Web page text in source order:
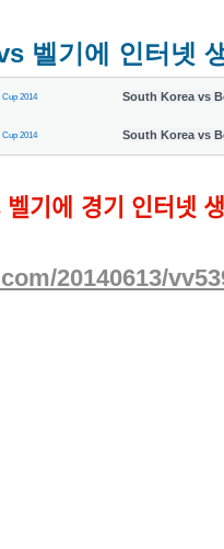
벨기에 인터넷
2014 South Korea vs
2014 South Korea vs
기에 경기 인터넷
20140613/